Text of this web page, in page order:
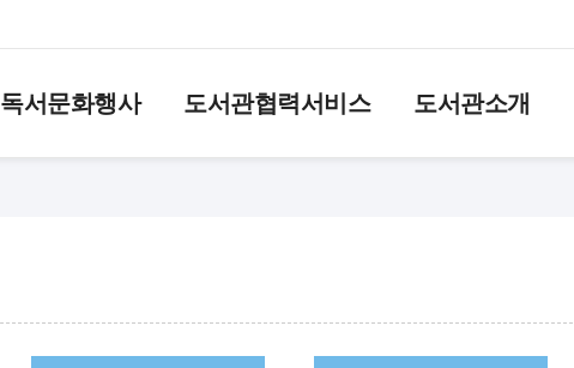
독서문화행사 도서관협력서비스 도서관소개